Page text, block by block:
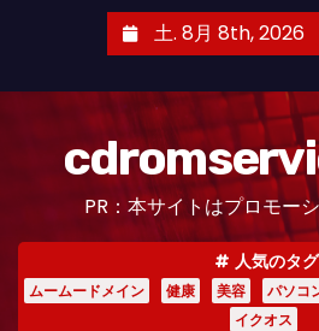
土. 8月 8th, 2026
PR：本サイトはプロモー
人気のタグ
ムームードメイン 健康 美容 パソコ
イクオス